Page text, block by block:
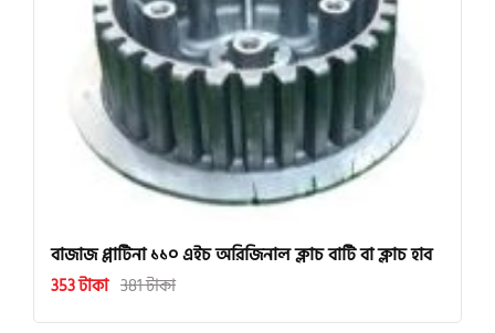
বাজাজ প্লাটিনা ১১০ এইচ অরিজিনাল ক্লাচ বাটি বা ক্লাচ হাব
353 টাকা 381 টাকা